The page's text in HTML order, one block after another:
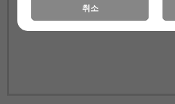
헤드 미포
취소